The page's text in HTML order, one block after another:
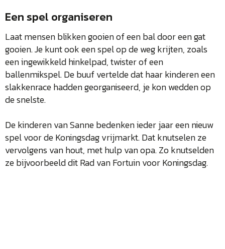
Een spel organiseren
Laat mensen blikken gooien of een bal door een gat
gooien. Je kunt ook een spel op de weg krijten, zoals
een ingewikkeld hinkelpad, twister of een
ballenmikspel. De buuf vertelde dat haar kinderen een
slakkenrace hadden georganiseerd, je kon wedden op
de snelste.
De kinderen van Sanne bedenken ieder jaar een nieuw
spel voor de Koningsdag vrijmarkt. Dat knutselen ze
vervolgens van hout, met hulp van opa. Zo knutselden
ze bijvoorbeeld dit Rad van Fortuin voor Koningsdag.